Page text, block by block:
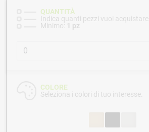
QUANTITÀ
Indica quanti pezzi vuoi acquistare.
Minimo: 1 pz
COLORE
Seleziona i colori di tuo interesse.